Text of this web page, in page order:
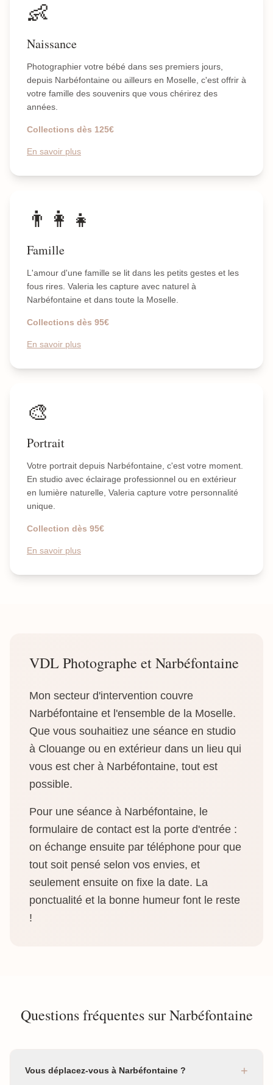
👶
Naissance
Photographier votre bébé dans ses premiers jours,
depuis Narbéfontaine ou ailleurs en Moselle, c'est offrir à
votre famille des souvenirs que vous chérirez des
années.
Collections dès 125€
En savoir plus
👨‍👩‍👧
Famille
L'amour d'une famille se lit dans les petits gestes et les
fous rires. Valeria les capture avec naturel à
Narbéfontaine et dans toute la Moselle.
Collections dès 95€
En savoir plus
🎨
Portrait
Votre portrait depuis Narbéfontaine, c'est votre moment.
En studio avec éclairage professionnel ou en extérieur
en lumière naturelle, Valeria capture votre personnalité
unique.
Collection dès 95€
En savoir plus
VDL Photographe et Narbéfontaine
Mon secteur d'intervention couvre
Narbéfontaine et l'ensemble de la Moselle.
Que vous souhaitiez une séance en studio
à Clouange ou en extérieur dans un lieu qui
vous est cher à Narbéfontaine, tout est
possible.
Pour une séance à Narbéfontaine, le
formulaire de contact est la porte d'entrée :
on échange ensuite par téléphone pour que
tout soit pensé selon vos envies, et
seulement ensuite on fixe la date. La
ponctualité et la bonne humeur font le reste
!
Questions fréquentes sur Narbéfontaine
Vous déplacez-vous à Narbéfontaine ? +